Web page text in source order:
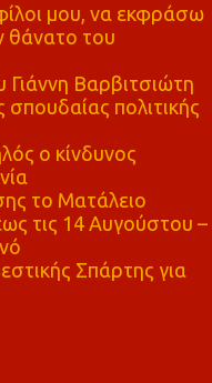
μου, να εκφράσω
θάνατο του
Βαρβιτσιώτη
πολιτικής
ο κίνδυνος
το Ματάλειο
τις 14 Αυγούστου –
Σπάρτης για